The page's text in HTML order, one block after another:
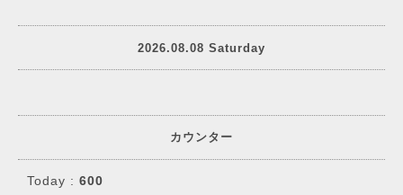
2026.08.08 Saturday
カウンター
Today : 600